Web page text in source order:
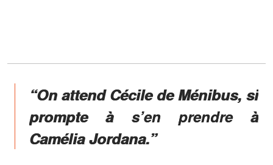
“On attend Cécile de Ménibus, si
prompte à s’en prendre à
Camélia Jordana.”